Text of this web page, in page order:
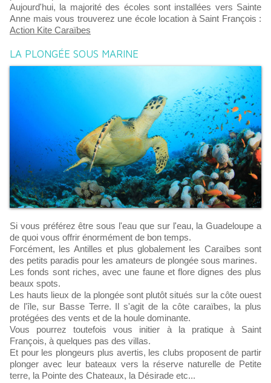
Aujourd'hui, la majorité des écoles sont installées vers Sainte
Anne mais vous trouverez une école location à Saint François :
Action Kite Caraïbes
LA PLONGÉE SOUS MARINE
Si vous préférez être sous l'eau que sur l'eau, la Guadeloupe a
de quoi vous offrir énormément de bon temps.
Forcément, les Antilles et plus globalement les Caraïbes sont
des petits paradis pour les amateurs de plongée sous marines.
Les fonds sont riches, avec une faune et flore dignes des plus
beaux spots.
Les hauts lieux de la plongée sont plutôt situés sur la côte ouest
de l'île, sur Basse Terre. Il s'agit de la côte caraïbes, la plus
protégées des vents et de la houle dominante.
Vous pourrez toutefois vous initier à la pratique à Saint
François, à quelques pas des villas.
Et pour les plongeurs plus avertis, les clubs proposent de partir
plonger avec leur bateaux vers la réserve naturelle de Petite
terre, la Pointe des Chateaux, la Désirade etc...